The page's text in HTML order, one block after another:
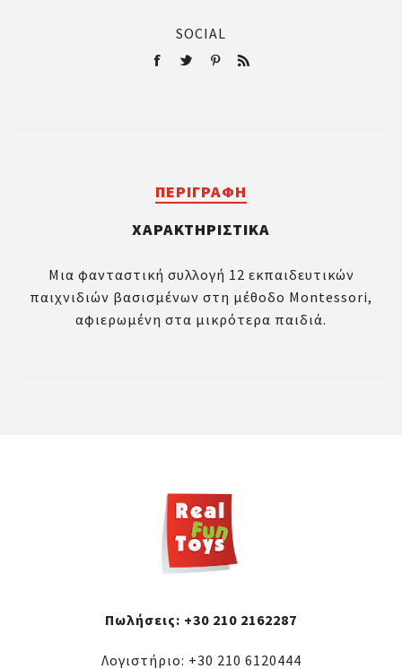
SOCIAL
ΠΕΡΙΓΡΑΦΉ
ΧΑΡΑΚΤΗΡΙΣΤΙΚΆ
Μια φανταστική συλλογή 12 εκπαιδευτικών
παιχνιδιών βασισμένων στη μέθοδο Montessori,
αφιερωμένη στα μικρότερα παιδιά.
Πωλήσεις: +30 210 2162287
Λογιστήριο: +30 210 6120444